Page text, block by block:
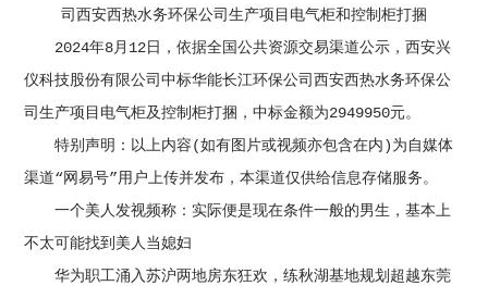
2024年8月12日，依据全国公共资源交易渠道公示，西安兴
仪科技股份有限公司中标华能长江环保公司西安西热水务环保公
司生产项目电气柜及控制柜打捆，中标金额为2949950元。
特别声明：以上内容(如有图片或视频亦包含在内)为自媒体
渠道“网易号”用户上传并发布，本渠道仅供给信息存储服务。
一个美人发视频称：实际便是现在条件一般的男生，基本上
不太可能找到美人当媳妇
华为职工涌入苏沪两地房东狂欢，练秋湖基地规划超越东莞